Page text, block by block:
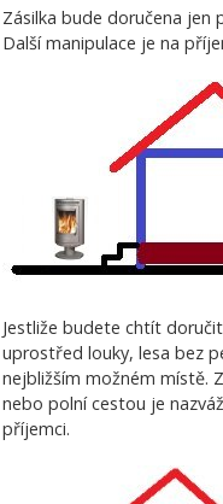
Zásilka bude doručena jen
Další manipulace je na
Jestliže budete chtít
uprostřed louky, lesa bez
nejbližším možném místě.
nebo polní cestou je
příjemci.